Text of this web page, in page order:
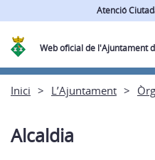
Atenció
Web oficial de l'Ajuntament
Inici L’Ajuntament
Alcaldia